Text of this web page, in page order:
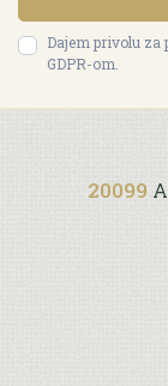
Dajem privolu za
GDPR-om.
20099